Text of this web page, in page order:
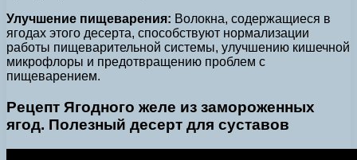
Улучшение пищеварения: Волокна, содержащиеся в
ягодах этого десерта, способствуют нормализации
работы пищеварительной системы, улучшению кишечной
микрофлоры и предотвращению проблем с
пищеварением.
Рецепт Ягодного желе из замороженных
ягод. Полезный десерт для суставов